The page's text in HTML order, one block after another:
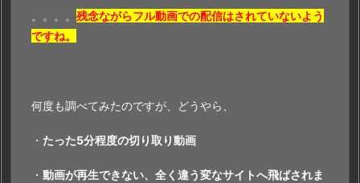
。。。。 残念ながらフル動画での配信はされていないよう
ですね。
何度も調べてみたのですが、どうやら、
・ たった5分程度の切り取り動画
・ 動画が再生できない、全く違う変なサイトへ飛ばされま